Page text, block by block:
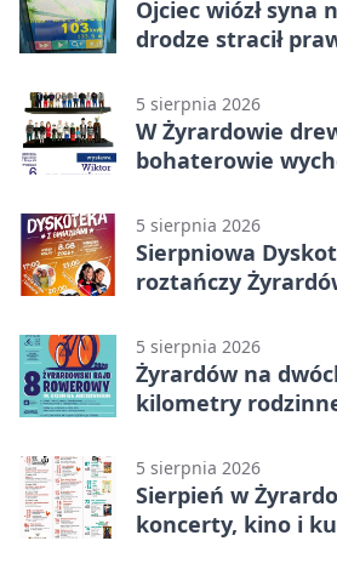
Ojciec wiózł syna
drodze stracił
5 sierpnia 2026
W Żyrardowie
bohaterowie
5 sierpnia 2026
Sierpniowa
roztańczy
5 sierpnia 2026
Żyrardów na
kilometry
5 sierpnia 2026
Sierpień w
koncerty, kino i